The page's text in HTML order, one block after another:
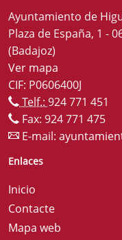
Ayuntamiento de
Plaza de España, 1 -
(Badajoz)
Ver mapa
CIF: P0606400J
Telf.: 924 771 451
Fax: 924 771 475
E-mail:
Enlaces
Inicio
Contacte
Mapa web